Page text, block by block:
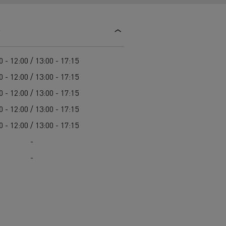
Čištění a údržba kanalizací
- 12:00 / 13:00 - 17:15
- 12:00 / 13:00 - 17:15
- 12:00 / 13:00 - 17:15
- 12:00 / 13:00 - 17:15
- 12:00 / 13:00 - 17:15
-
-